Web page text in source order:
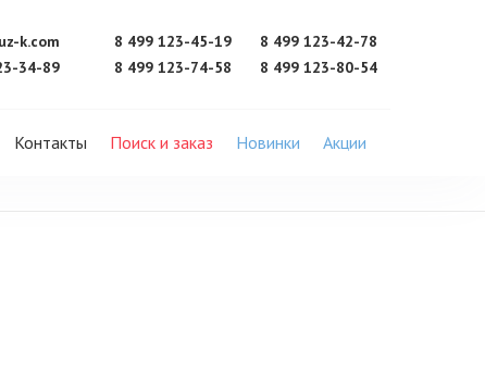
k.com
34-89
8 499 123-45-19
8 499 123-42-78
8 499 123-74-58
8 499 123-80-54
Контакты Поиск и заказ Новинки Акции